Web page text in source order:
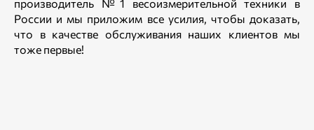
производитель №1 весоизмерительной техники в
России и мы приложим все усилия, чтобы доказать,
что в качестве обслуживания наших клиентов мы
тоже первые!